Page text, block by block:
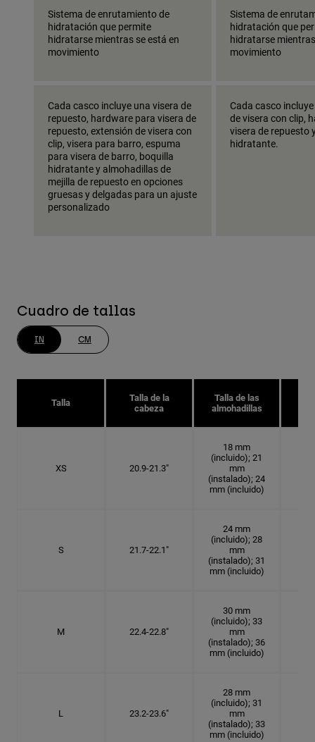
Sistema de enrutamiento de
hidratación que permite
hidratarse mientras se está en
movimiento
Sistema de
hidratación que
hidratarse
movimiento
Cada casco incluye una visera de
repuesto, hardware para visera de
repuesto, extensión de visera con
clip, visera para barro, espuma
para visera de barro, boquilla
hidratante y almohadillas de
mejilla de repuesto en opciones
gruesas y delgadas para un ajuste
personalizado
Cada casco
de visera con clip,
visera de repuesto
hidratante.
Cuadro de tallas
IN CM
Talla
Talla de la
cabeza
Talla de las
almohadillas
XS 20.9-21.3"
18 mm
(incluido); 21
mm
(instalado); 24
mm (incluido)
S 21.7-22.1"
24 mm
(incluido); 28
mm
(instalado); 31
mm (incluido)
M 22.4-22.8"
30 mm
(incluido); 33
mm
(instalado); 36
mm (incluido)
L 23.2-23.6"
28 mm
(incluido); 31
mm
(instalado); 33
mm (incluido)